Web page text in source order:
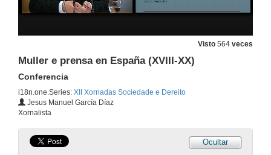
Visto 564 veces
Muller e prensa en España (XVIII-XX)
Conferencia
i18n.one.Series: XII Xornadas Sociedade e Dereito
Jesus Manuel García Díaz
Xornalista
Ocultar
28 de mar. de 2016
Muller, política e igualdade: teitos de cristal
28 de mar. de 2016
Conferencia
A proba de ADN en violencia sexual